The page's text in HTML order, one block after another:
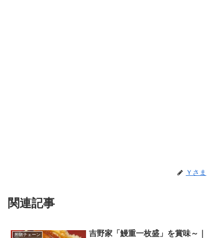
Ｙさま
関連記事
丼物チェーン
吉野家「鰻重一枚盛」を賞味～｜